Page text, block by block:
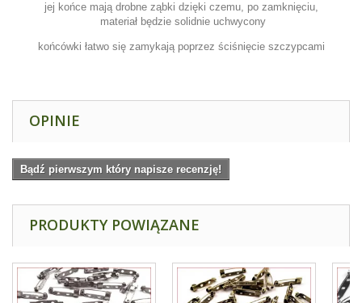
jej końce mają drobne ząbki dzięki czemu, po zamknięciu,
materiał będzie solidnie uchwycony
końcówki łatwo się zamykają poprzez ściśnięcie szczypcami
OPINIE
Bądź pierwszym który napisze recenzję!
PRODUKTY POWIĄZANE